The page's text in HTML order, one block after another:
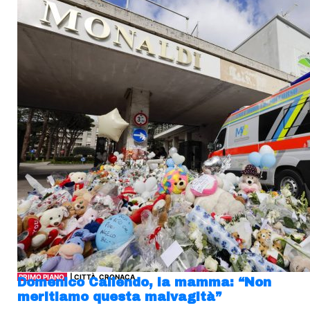
PRIMO PIANO| CITTÀ, CRONACA
Domenico Caliendo, la mamma: “Non
meritiamo questa malvagità”